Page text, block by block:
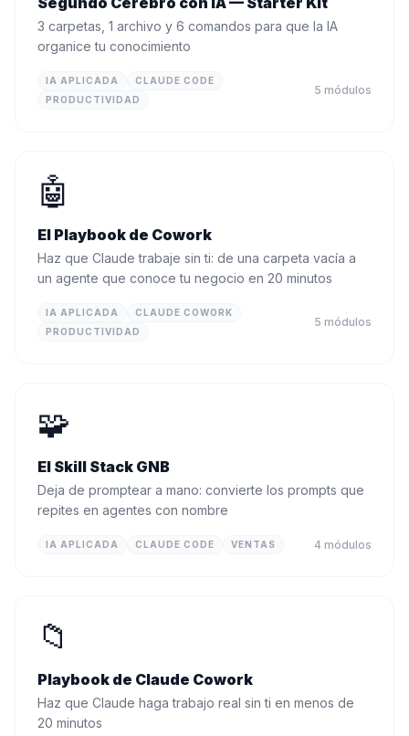
3 carpetas, 1 archivo y 6 comandos para que la IA
organice tu conocimiento
IA APLICADA
CLAUDE CODE
PRODUCTIVIDAD
5 módulos
🤖
El Playbook de Cowork
Haz que Claude trabaje sin ti: de una carpeta vacía a
un agente que conoce tu negocio en 20 minutos
IA APLICADA
CLAUDE COWORK
PRODUCTIVIDAD
5 módulos
🧩
El Skill Stack GNB
Deja de promptear a mano: convierte los prompts que
repites en agentes con nombre
IA APLICADA CLAUDE CODE VENTAS 4 módulos
📁
Playbook de Claude Cowork
Haz que Claude haga trabajo real sin ti en menos de
20 minutos